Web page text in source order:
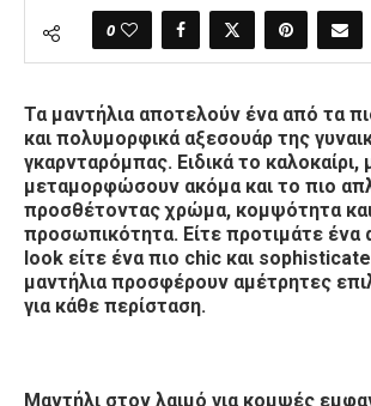
0
Τα μαντήλια αποτελούν ένα από τα
και πολυμορφικά αξεσουάρ της
γκαρνταρόμπας. Ειδικά το
μεταμορφώσουν ακόμα και το πιο
προσθέτοντας χρώμα, κομψότητα
προσωπικότητα. Είτε προτιμάτε ένα
look είτε ένα πιο chic και
μαντήλια προσφέρουν αμέτρητες
για κάθε περίσταση.
Μαντήλι στον λαιμό για κομψές